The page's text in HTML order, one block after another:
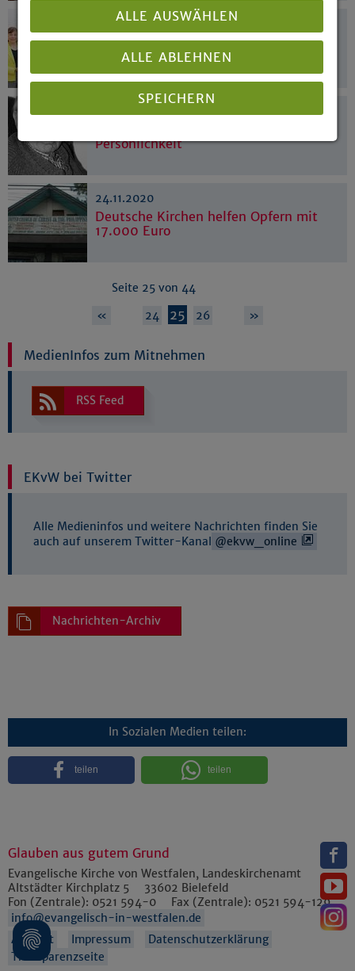
10.12.2020
„Seenotrettung ist Menschenpflicht“
Persönlichkeit
24.11.2020
Deutsche Kirchen helfen Opfern mit
17.000 Euro
Seite 25 von 44
«
24 25 26 »
MedienInfos zum Mitnehmen
RSS Feed
EKvW bei Twitter
Alle Medieninfos und weitere Nachrichten finden Sie
auch auf unserem Twitter-Kanal @ekvw_online
Nachrichten-Archiv
In Sozialen Medien teilen:
teilen teilen
Glauben aus gutem Grund
Evangelische Kirche von Westfalen, Landeskirchenamt
Altstädter Kirchplatz 5
33602 Bielefeld
Fon (Zentrale): 0521 594-0 Fax (Zentrale): 0521 594-129
info@evangelisch-in-westfalen.de
Anfahrt
Impressum
Datenschutzerklärung
Transparenzseite
ALLE AUSWÄHLEN
ALLE ABLEHNEN
SPEICHERN
Details anzeigen